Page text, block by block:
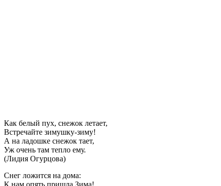
Как белый пух, снежок летает,
Встречайте зимушку-зиму!
А на ладошке снежок тает,
Уж очень там тепло ему.
(Лидия Огурцова)
Снег ложится на дома:
К нам опять пришла Зима!